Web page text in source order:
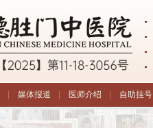
媒体报道 医师介绍 自助挂号
术报告会